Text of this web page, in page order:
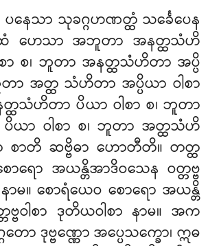
ပနေသာ သုခဂ္ဂဟဏတ္ထံ သင်္ခေပေန
ထံ ဟေသာ အဘူတာ အနတ္ထသံဟိ
ာ စ၊ ဘူတာ အနတ္ထသံဟိတာ အပ္ပိ
တာ အတ္ထ သံဟိတာ အပ္ပိယာ ဝါစာ
ထသံဟိတာ ပိယာ ဝါစာ စ၊ ဘူတာ
ယာ ဝါစာ စ၊ ဘူတာ အတ္ထသံဟိ
စာတိ ဆဗ္ဗိဓာ ဟောတီတိ။ တတ္ထ
ရော အယန္တိအာဒိဝသေန ဝတ္တဗ္ဗ
နာမ။ စောရံယေဝ စောရော အယန္တိ
ဗ္ဗဝါစာ ဒုတိယဝါစာ နာမ။ အက
ာ ဒုဗ္ဗဏ္ဏော အပ္ပေသက္ခော၊ ဣဓ